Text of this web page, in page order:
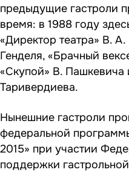
предыдущие гастроли
время: в 1988 году
«Директор театра» В.
Генделя, «Брачный
«Скупой» В.
Таривердиева.
Нынешние гастроли
федеральной
2015» при участии
поддержки